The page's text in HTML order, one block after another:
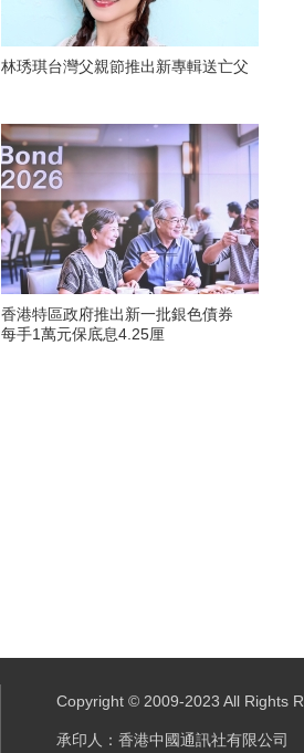
林琇琪台灣父親節推出新專輯送亡父
香港特區政府推出新一批銀色債券
每手1萬元保底息4.25厘
Copyright © 2009-2023 All Rights
承印人：香港中國通訊社有限公司